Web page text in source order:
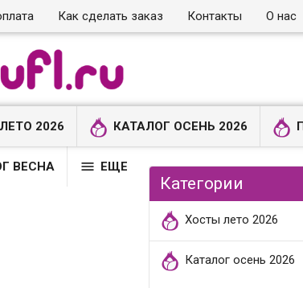
Как сделать заказ Контакты О нас
2026 КАТАЛОГ ОСЕНЬ 2026
ВЕСНА  ЕЩЕ
Категории
Хосты лето 2026
Каталог осень 2026